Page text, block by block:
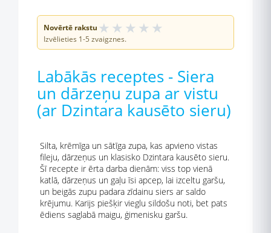
Novērtē rakstu ★ ★ ★ ★ ★
Izvēlieties 1-5 zvaigznes.
Labākās receptes - Siera
un dārzeņu zupa ar vistu
(ar Dzintara kausēto sieru)
Silta, krēmīga un sātīga zupa, kas apvieno vistas
fileju, dārzeņus un klasisko Dzintara kausēto sieru.
Šī recepte ir ērta darba dienām: viss top vienā
katlā, dārzeņus un gaļu īsi apcep, lai izceltu garšu,
un beigās zupu padara zīdainu siers ar saldo
krējumu. Karijs piešķir vieglu sildošu noti, bet pats
ēdiens saglabā maigu, ģimenisku garšu.